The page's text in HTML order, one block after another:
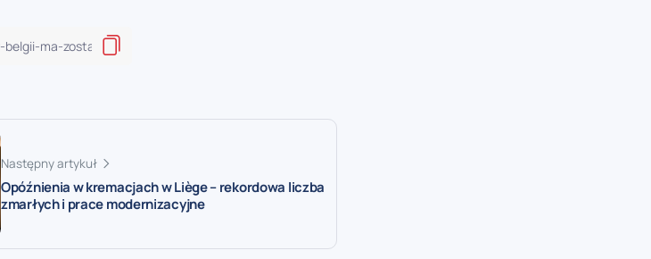
Następny artykuł
Opóźnienia w kremacjach w Liège – rekordowa liczba
zmarłych i prace modernizacyjne